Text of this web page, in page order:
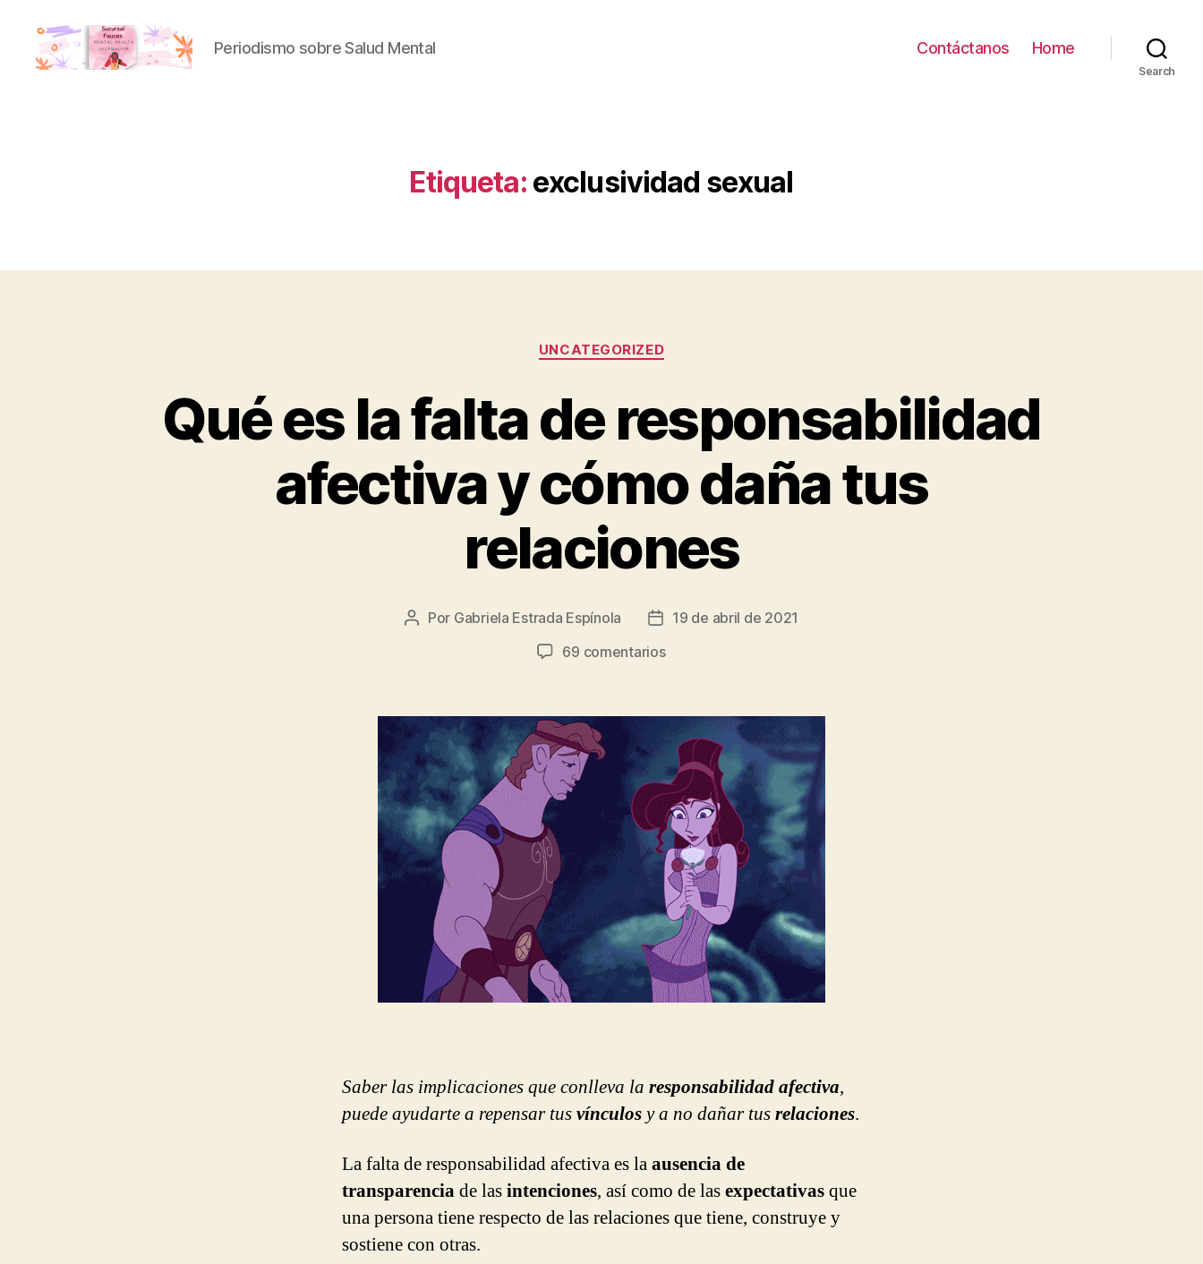
Periodismo sobre Salud Mental Contáctanos Home
Search
Etiqueta: exclusividad sexual
Categorías
UNCATEGORIZED
Qué es la falta de responsabilidad
afectiva y cómo daña tus
relaciones
Autor
Por Gabriela Estrada Espínola
Fecha
la
19 de abril de 2021
69 comentariosen
la
falta
de
responsabilidad
afectiva
y
cómo
daña
tus
relaciones
Saber las implicaciones que conlleva la responsabilidad afectiva,
puede ayudarte a repensar tusvínculosy a no dañar tusrelaciones.
La falta de responsabilidad afectiva es laausencia de
transparenciade lasintenciones, así como de lasexpectativasque
una persona tiene respecto de las relaciones que tiene, construye y
sostiene con otras.